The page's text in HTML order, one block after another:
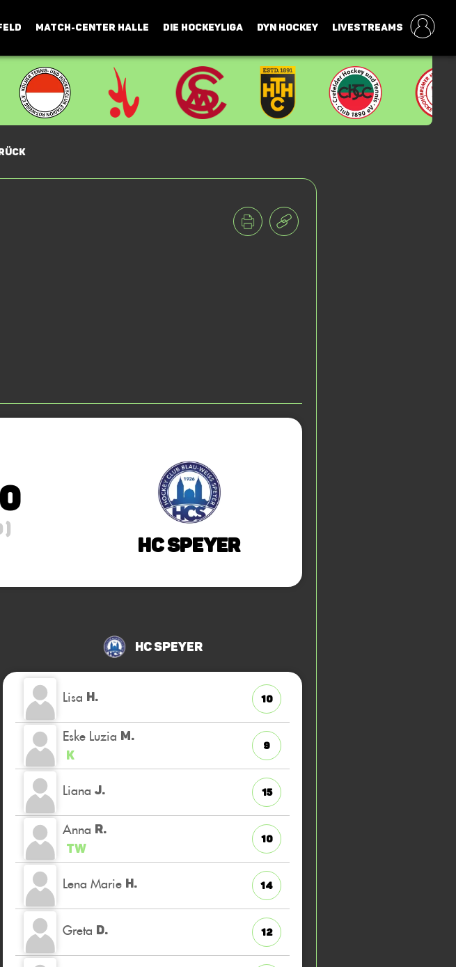
MATCH-CENTER HALLE DIE HOCKEYLIGA DYN HOCKEY LIVESTREAMS
HC Speyer
HC Speyer
Lisa H. 10
Eske Luzia M.
K
9
Liana J. 15
Anna R.
TW
10
Lena Marie H. 14
Greta D. 12